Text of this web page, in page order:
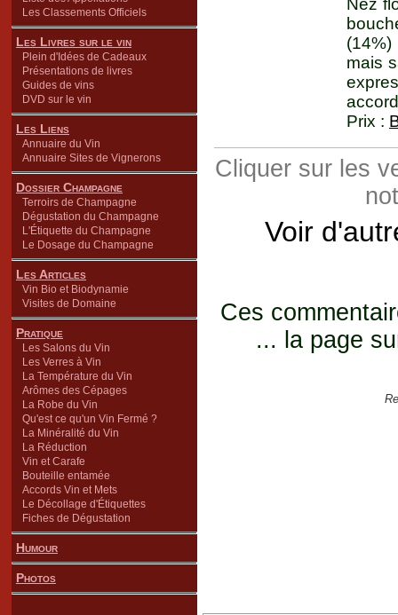
Les Classements Officiels
Les Livres sur le vin
Plein d'Idées de Cadeaux
Présentations de livres
Guides de vins
DVD sur le vin
Les Liens
Annuaire du Vin
Annuaire Sites de Vignerons
Dossier Champagne
Terroirs de Champagne
Dégustation du Champagne
L'Étiquette du Champagne
Le Dosage du Champagne
Les Articles
Vin Bio et Biodynamie
Visites de Domaine
Pratique
Les Salons du Vin
Les Verres à Vin
La Température du Vin
Arômes des Cépages
La Robe du Vin
Qu'est ce qu'un Vin Fermé ?
La Minéralité du Vin
La Réduction
Vin et Carafe
Bouteille entamée
Accords Vin et Mets
Le Décollage d'Étiquettes
Fiches de Dégustation
Humour
Photos
Nez
mais
Prix :
Cliquer sur les
Voir
Ces
... la page